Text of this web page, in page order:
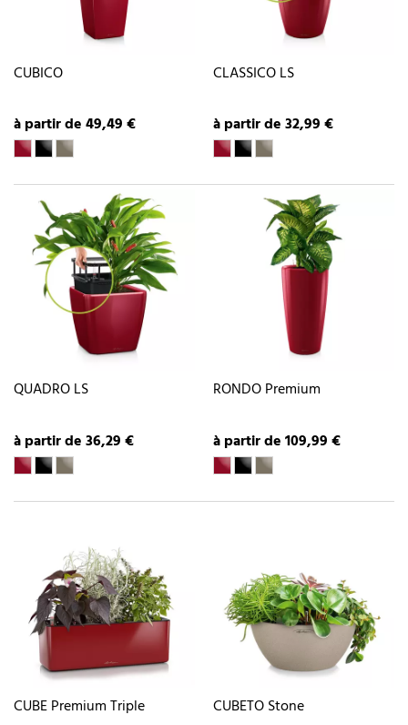
CUBICO
à partir de 49,49 €
CLASSICO LS
à partir de 32,99 €
QUADRO LS
à partir de 36,29 €
RONDO Premium
à partir de 109,99 €
CUBE Premium Triple CUBETO Stone